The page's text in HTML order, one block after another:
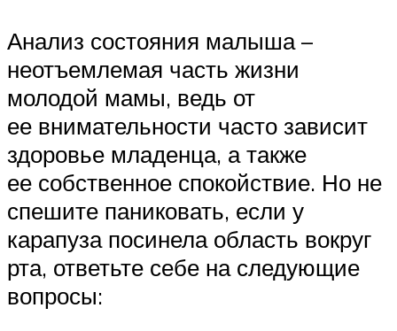
Анализ состояния малыша –
неотъемлемая часть жизни
молодой мамы, ведь от
ее внимательности часто зависит
здоровье младенца, а также
ее собственное спокойствие. Но не
спешите паниковать, если у
карапуза посинела область вокруг
рта, ответьте себе на следующие
вопросы: